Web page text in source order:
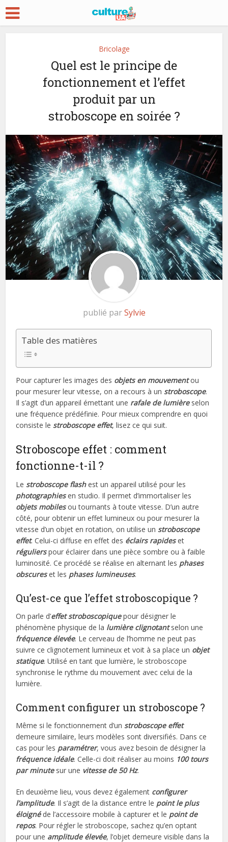
Bricolage
Quel est le principe de
fonctionnement et l’effet
produit par un
stroboscope en soirée ?
publié parSylvie
Table des matières
Pour capturer les images des objets en mouvementou
pour mesurer leur vitesse, on a recours à un stroboscope.
Il s’agit d’un appareil émettant une rafale de lumièreselon
une fréquence prédéfinie. Pour mieux comprendre en quoi
consiste le stroboscope effet, lisez ce qui suit.
Stroboscope effet : comment
fonctionne-t-il ?
Le stroboscope flashest un appareil utilisé pour les
photographiesen studio. Il permet d’immortaliser les
objets mobilesou tournants à toute vitesse. D’un autre
côté, pour obtenir un effet lumineux ou pour mesurer la
vitesse d’un objet en rotation, on utilise un stroboscope
effet. Celui-ci diffuse en effet des éclairs rapideset
régulierspour éclairer dans une pièce sombre ou à faible
luminosité. Ce procédé se réalise en alternant les phases
obscureset les phases lumineuses.
Qu’est-ce que l’effet stroboscopique ?
On parle d’effet stroboscopiquepour désigner le
phénomène physique de la lumière clignotantselon une
fréquence élevée. Le cerveau de l’homme ne peut pas
suivre ce clignotement lumineux et voit à sa place un objet
statique. Utilisé en tant que lumière, le stroboscope
synchronise le rythme du mouvement avec celui de la
lumière.
Comment configurer un stroboscope ?
Même si le fonctionnement d’un stroboscope effet
demeure similaire, leurs modèles sont diversifiés. Dans ce
cas pour les paramétrer, vous avez besoin de désigner la
fréquence idéale. Celle-ci doit réaliser au moins 100 tours
par minutesur une vitesse de 50 Hz.
En deuxième lieu, vous devez également configurer
l’amplitude. Il s’agit de la distance entre le point le plus
éloignéde l’accessoire mobile à capturer et le point de
repos. Pour régler le stroboscope, sachez qu’en optant
pour une amplitude élevée, l’objet demeure visible dans la